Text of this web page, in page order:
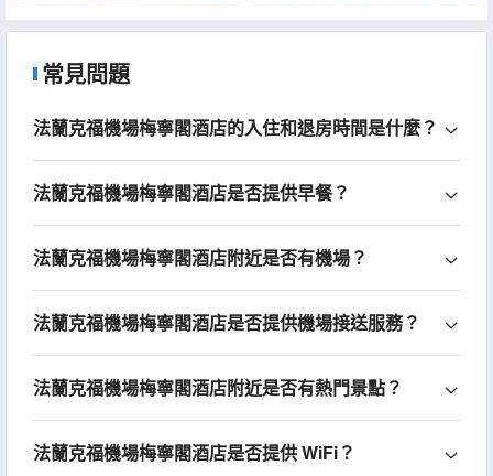
常見問題
法蘭克福機場梅寧閣酒店的入住和退房時間是什麼？
法蘭克福機場梅寧閣酒店是否提供早餐？
法蘭克福機場梅寧閣酒店附近是否有機場？
法蘭克福機場梅寧閣酒店是否提供機場接送服務？
法蘭克福機場梅寧閣酒店附近是否有熱門景點？
法蘭克福機場梅寧閣酒店是否提供 WiFi？